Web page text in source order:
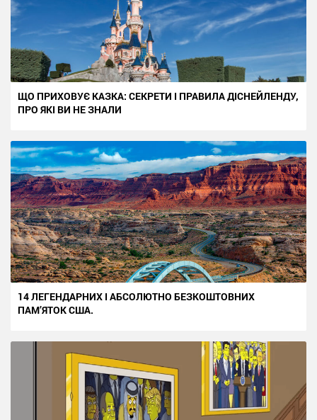
ЩО ПРИХОВУЄ КАЗКА: СЕКРЕТИ І ПРАВИЛА ДІСНЕЙЛЕНДУ,
ПРО ЯКІ ВИ НЕ ЗНАЛИ
14 ЛЕГЕНДАРНИХ І АБСОЛЮТНО БЕЗКОШТОВНИХ
ПАМ’ЯТОК США.